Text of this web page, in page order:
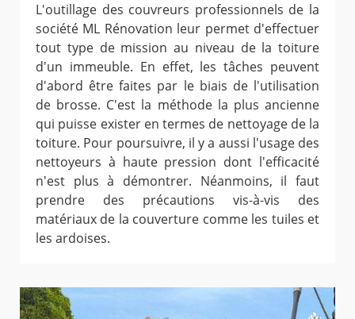
L'outillage des couvreurs professionnels de la
société ML Rénovation leur permet d'effectuer
tout type de mission au niveau de la toiture
d'un immeuble. En effet, les tâches peuvent
d'abord être faites par le biais de l'utilisation
de brosse. C'est la méthode la plus ancienne
qui puisse exister en termes de nettoyage de la
toiture. Pour poursuivre, il y a aussi l'usage des
nettoyeurs à haute pression dont l'efficacité
n'est plus à démontrer. Néanmoins, il faut
prendre des précautions vis-à-vis des
matériaux de la couverture comme les tuiles et
les ardoises.